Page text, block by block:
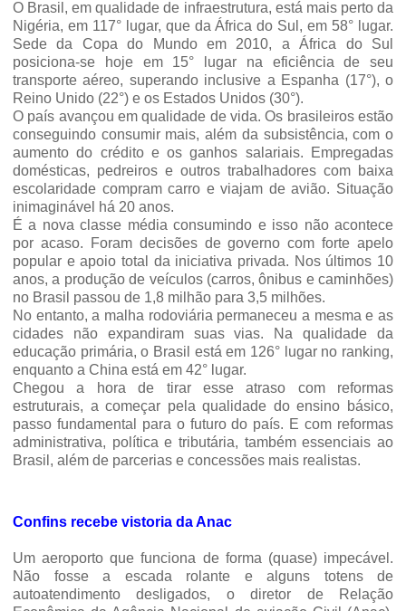
O Brasil, em qualidade de infraestrutura, está mais perto da
Nigéria, em 117° lugar, que da África do Sul, em 58° lugar.
Sede da Copa do Mundo em 2010, a África do Sul
posiciona-se hoje em 15° lugar na eficiência de seu
transporte aéreo, superando inclusive a Espanha (17°), o
Reino Unido (22°) e os Estados Unidos (30°).
O país avançou em qualidade de vida. Os brasileiros estão
conseguindo consumir mais, além da subsistência, com o
aumento do crédito e os ganhos salariais. Empregadas
domésticas, pedreiros e outros trabalhadores com baixa
escolaridade compram carro e viajam de avião. Situação
inimaginável há 20 anos.
É a nova classe média consumindo e isso não acontece
por acaso. Foram decisões de governo com forte apelo
popular e apoio total da iniciativa privada. Nos últimos 10
anos, a produção de veículos (carros, ônibus e caminhões)
no Brasil passou de 1,8 milhão para 3,5 milhões.
No entanto, a malha rodoviária permaneceu a mesma e as
cidades não expandiram suas vias. Na qualidade da
educação primária, o Brasil está em 126° lugar no ranking,
enquanto a China está em 42° lugar.
Chegou a hora de tirar esse atraso com reformas
estruturais, a começar pela qualidade do ensino básico,
passo fundamental para o futuro do país. E com reformas
administrativa, política e tributária, também essenciais ao
Brasil, além de parcerias e concessões mais realistas.
Confins recebe vistoria da Anac
Um aeroporto que funciona de forma (quase) impecável.
Não fosse a escada rolante e alguns totens de
autoatendimento desligados, o diretor de Relação